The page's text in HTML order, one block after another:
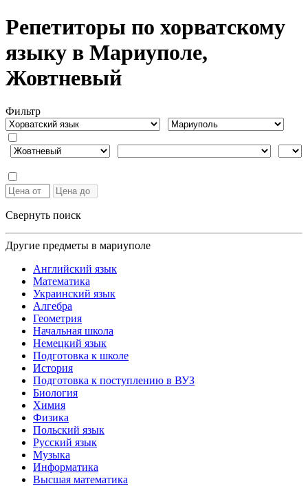
Репетиторы по хорватскому
языку в Мариуполе,
Жовтневый
Фильтр
Свернуть поиск
Другие предметы в мариуполе
Английский язык
Математика
Украинский язык
Алгебра
Геометрия
Начальная школа
Немецкий язык
Подготовка к школе
История
Подготовка к поступлению в ВУЗ
Биология
Химия
Физика
Польский язык
Русский язык
Музыка
Информатика
Высшая математика